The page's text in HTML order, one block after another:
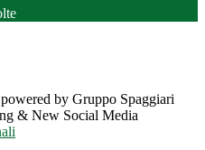
by Gruppo Spaggiari
& New Social Media